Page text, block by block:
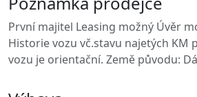
První majitel Leasing možný Úvěr
Historie vozu vč.stavu najetých KM
vozu je orientační. Země původu: